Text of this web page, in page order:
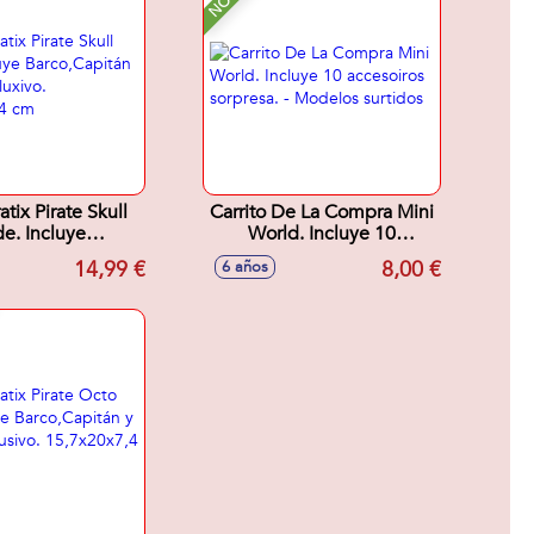
Pirate Skull
Incluye
y Tesoro
cm
14,99 €
Carrito De La Compra Mini
World. Incluye 10
accesoiros sorpresa. -
Modelos surtidos
6 años 8,00 €